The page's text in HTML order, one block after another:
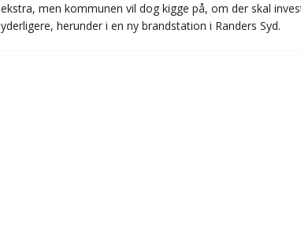
ekstra, men kommunen vil dog kigge på, om der skal
yderligere, herunder i en ny brandstation i Randers Syd.